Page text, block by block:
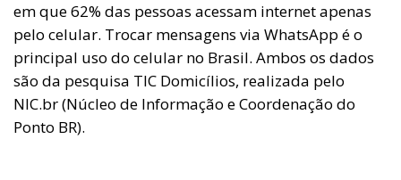
em que 62% das pessoas acessam internet apenas
pelo celular. Trocar mensagens via WhatsApp é o
principal uso do celular no Brasil. Ambos os dados
são da pesquisa TIC Domicílios, realizada pelo
NIC.br (Núcleo de Informação e Coordenação do
Ponto BR).